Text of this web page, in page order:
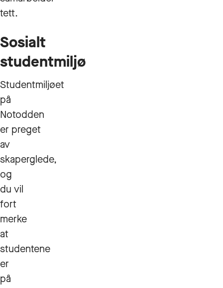
tett.
Sosialt
studentmiljø
Studentmiljøet
på
Notodden
er preget
av
skaperglede,
og
du vil
fort
merke
at
studentene
er
på